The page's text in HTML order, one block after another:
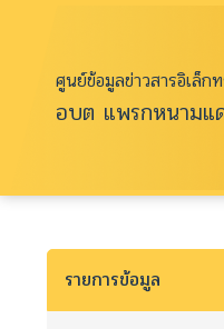
ศูนย์ข้อมูลข่าวสารอิเล็ก
อบต แพรกหนามแ
รายการข้อมูล